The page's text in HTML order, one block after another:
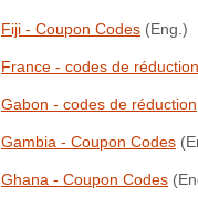
Fiji - Coupon Codes (Eng.)
France - codes de réduction
Gabon - codes de réduction
Gambia - Coupon Codes
Ghana - Coupon Codes